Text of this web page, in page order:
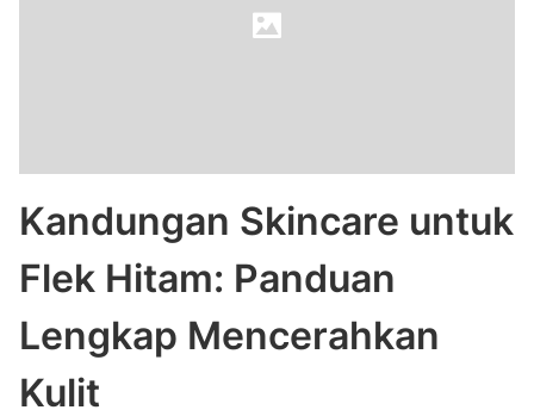
Kandungan Skincare untuk
Flek Hitam: Panduan
Lengkap Mencerahkan
Kulit